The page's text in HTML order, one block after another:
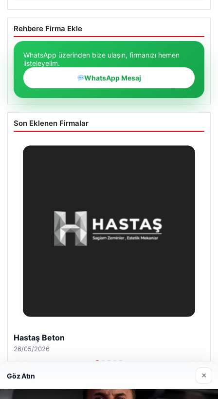
Rehbere Firma Ekle
WhatsApp üzerinden bize ulaşın, firmanızı hemen
listeleyelim.
WhatsApp Mesaj
Son Eklenen Firmalar
Enes Kaplan Avukatlık Bürosu
28/04/2026
Göz Atın ×